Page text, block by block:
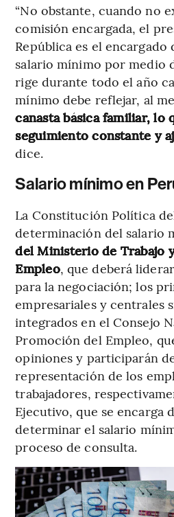
“No obstante, cuando no
comisión encargada, el
República es el
salario mínimo por medio
rige durante todo el año
mínimo debe reflejar, al
canasta básica familiar, lo
seguimiento constante y
dice.
Salario mínimo en
La Constitución Política
determinación del salario
del Ministerio de Trabajo
Empleo, que deberá
para la negociación; los
empresariales y centrales
integrados en el Consejo
Promoción del Empleo,
opiniones y participarán
representación de los
trabajadores,
Ejecutivo, que se encarga
determinar el salario
proceso de consulta.